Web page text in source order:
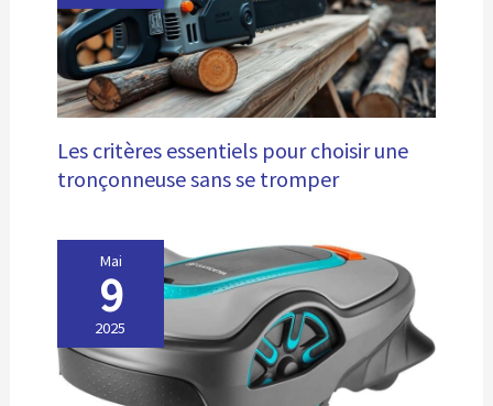
Les critères essentiels pour choisir une
tronçonneuse sans se tromper
Mai
9
2025